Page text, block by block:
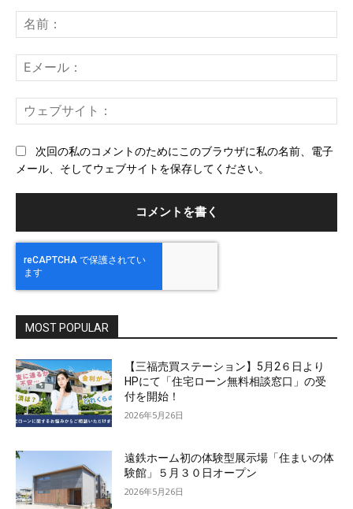
ン
ト：
前
メ
ー
ェ
次回の私のコメントのためにこのブラウザに私の名前、電子
メール、そしてウェブサイトを保存してください。
MOST POPULAR
【三福売買ステーション】5月2６日より
HPにて「住宅ローン無料相談窓口」の受
付を開始！
2026年5月26日
遠鉄ホーム初の体験型展示場「住まいの体
験館」５月３０日オープン
2026年5月26日